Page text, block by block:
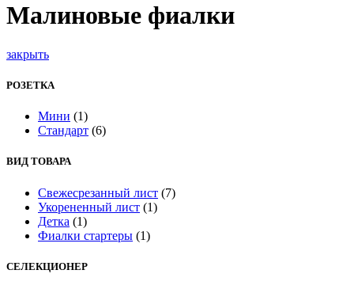
Малиновые фиалки
закрыть
РОЗЕТКА
Мини (1)
Стандарт (6)
ВИД ТОВАРА
Cвежесрезанный лист (7)
Укорененный лист (1)
Детка (1)
Фиалки стартеры (1)
СЕЛЕКЦИОНЕР